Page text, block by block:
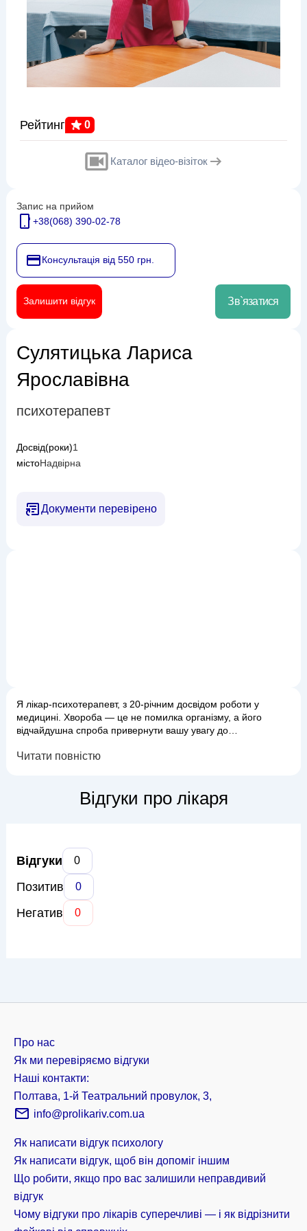
Рейтинг 0
Каталог відео-візіток
Запис на прийом
+38(068) 390-02-78
Консультація від 550 грн.
Залишити відгук Зв`язатися
Сулятицька Лариса
Ярославівна
психотерапевт
Досвід(роки)1
містоНадвірна
Документи перевірено
Я лікар-психотерапевт, з 20-річним досвідом роботи у
медицині. Хвороба — це не помилка організму, а його
відчайдушна спроба привернути вашу увагу до
психотерапії (розкриття вроджених здібностей до Любові,
вижити в дитинстві і заважають в д...
Читати повністю
Відгуки про лікаря
Відгуки 0
Позитив 0
Негатив 0
Про нас
Як ми перевіряємо відгуки
Наші контакти:
Полтава, 1-й Театральний провулок, 3,
info@prolikariv.com.ua
Як написати відгук психологу
Як написати відгук, щоб він допоміг іншим
Що робити, якщо про вас залишили неправдивий
відгук
Чому відгуки про лікарів суперечливі — і як відрізнити